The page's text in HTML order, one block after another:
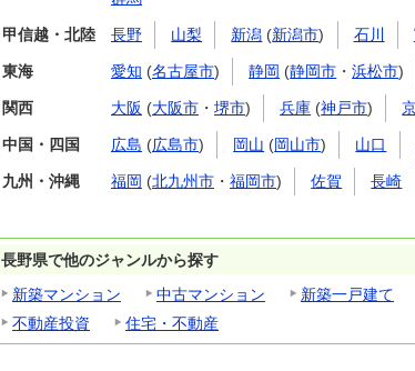
甲信越・北陸 長野 山梨 新潟 (新潟市) 石川
東海 愛知 (名古屋市) 静岡 (静岡市 ・浜松市)
関西 大阪 (大阪市 ・ 堺市) 兵庫 (神戸市)
中国・四国 広島 (広島市) 岡山 (岡山市) 山口
九州・沖縄 福岡 (北九州市 ・ 福岡市) 佐賀 長崎
長野県で他のジャンルから探す
新築マンション
中古マンション 新築一戸建て
不動産投資
住宅・不動産